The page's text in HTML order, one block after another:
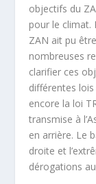
objectifs du
pour le climat.
ZAN ait pu
nombreuses
clarifier ces
différentes
encore la loi
transmise à
en arrière. Le
droite et
dérogations